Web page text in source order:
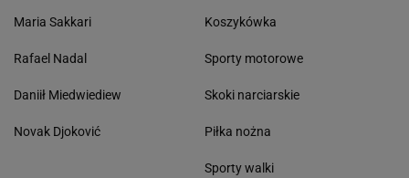
Maria Sakkari
Rafael Nadal
Daniił Miedwiediew
Novak Djoković
Koszykówka
Sporty motorowe
Skoki narciarskie
Piłka nożna
Sporty walki